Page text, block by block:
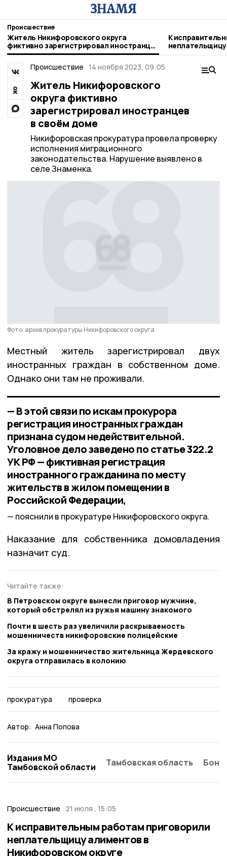
Происшествие
Житель Никифоровского округа
фиктивно зарегистрировал иностранцев
в своём доме
К
Происшествие 14 ноября 2023, 09:05
Житель Никифоровского
округа фиктивно
зарегистрировал иностранцев
в своём доме
Никифоровская прокуратура провела проверку
исполнения миграционного
законодательства. Нарушение выявлено в
селе Знаменка.
Фото: архив прокуратуры Никифоровского округа
Местный житель зарегистрировал двух
иностранных граждан в собственном доме.
Однако они там не проживали.
— В этой связи по искам прокурора
регистрация иностранных граждан
признана судом недействительной.
Уголовное дело заведено по статье 322.2
УК РФ — фиктивная регистрация
иностранного гражданина по месту
жительств в жилом помещении в
Российской Федерации,
пояснили в прокуратуре Никифоровского округа.
Наказание для собственника домовладения
назначит суд.
Читайте также:
В Петровском округе вынесли приговор мужчине,
который обстрелял из ружья машину знакомого
Почти в шесть раз увеличили раскрываемость
мошенничеств никифоровские полицейские
За кражу и мошенничество жительница Жердевского
округа отправилась в колонию
прокуратура проверка
Автор: Анна Попова
Издания МО
Тамбовской области
Тамбовская область
Происшествие 21 июля , 15:05
К исправительным работам приговорили
неплательщицу алиментов в
Никифоровском округе